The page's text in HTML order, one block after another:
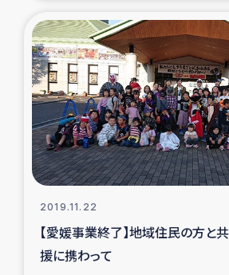
2019.11.22
【愛媛事業終了】地域住民の方と
援に携わって